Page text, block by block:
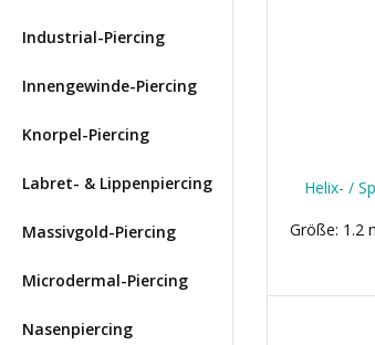
Industrial-Piercing
Innengewinde-Piercing
Knorpel-Piercing
Labret- & Lippenpiercing
Massivgold-Piercing
Microdermal-Piercing
Nasenpiercing
Helix- /
Größe: 1.2